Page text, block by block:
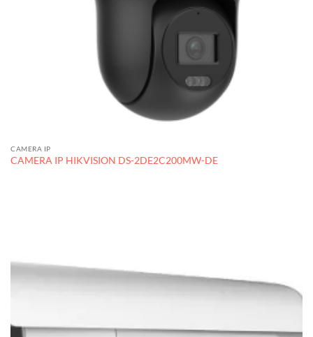
CAMERA IP
CAMERA IP HIKVISION DS-2DE2C200MW-DE